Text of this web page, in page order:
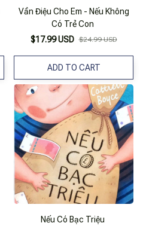
Vần Điệu Cho Em - Nếu Không
Có Trẻ Con
$17.99 USD $24.99 USD
ADD TO CART
Nếu Có Bạc Triệu